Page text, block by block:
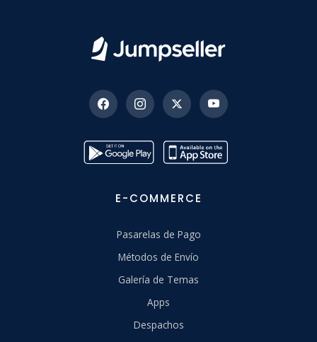
E-COMMERCE
Pasarelas de Pago
Métodos de Envío
Galería de Temas
Apps
Despachos